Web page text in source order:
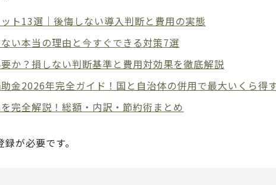
ト13選｜後悔しない導入判断と費用の実態
い本当の理由と今すぐできる対策7選
か？損しない判断基準と費用対効果を徹底解説
金2026年完全ガイド！国と自治体の併用で最大いくら得
完全解説！総額・内訳・節約術まとめ
が必要です。